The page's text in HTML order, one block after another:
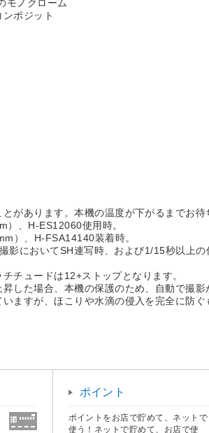
モノクローム
ポジット
があります。本機の温度が下がるまでお待
、H-ES12060使用時。
）、H-FSA14140装着時。
においてSH連写時、および1/15秒以上
チュードは12+ストップとなります。
た場合、本機の保護のため、自動で撮影
すが、ほこりや水滴の侵入を完全に防ぐ
ポイント
ポイントをお店で貯めて、ネットで
使う！ネットで貯めて、お店で使